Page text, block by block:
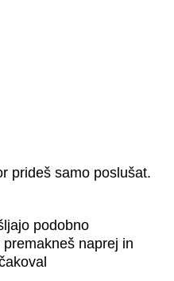
prideš samo poslušat.
podobno
naprej in